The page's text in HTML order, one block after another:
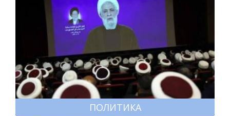
ПОЛИТИКА